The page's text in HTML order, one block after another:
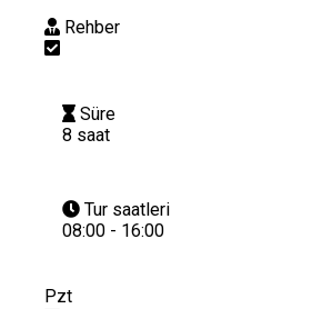
Rehber
Süre
8 saat
Tur saatleri
08:00 - 16:00
Pzt